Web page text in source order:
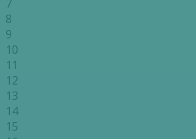
7
8
9
10
11
12
13
14
15